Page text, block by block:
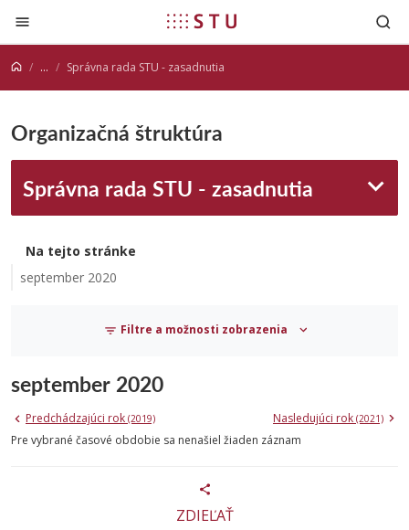
Prejsť na obsah
... Správna rada STU - zasadnutia
Organizačná štruktúra
Správna rada STU - zasadnutia
Na tejto stránke
september 2020
Filtre a možnosti zobrazenia
september 2020
Predchádzajúci rok (2019) Nasledujúci rok (2021)
Pre vybrané časové obdobie sa nenašiel žiaden záznam
ZDIEĽAŤ